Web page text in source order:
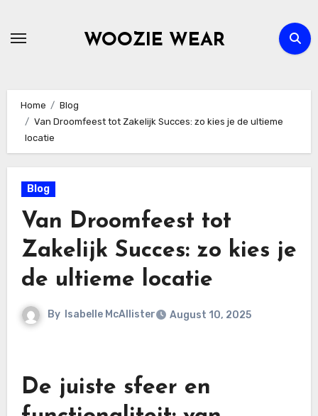
WOOZIE WEAR
Home
Blog
Van Droomfeest tot Zakelijk Succes: zo kies je de ultieme
locatie
Blog
Van Droomfeest tot
Zakelijk Succes: zo kies je
de ultieme locatie
By Isabelle McAllister August 10, 2025
De juiste sfeer en